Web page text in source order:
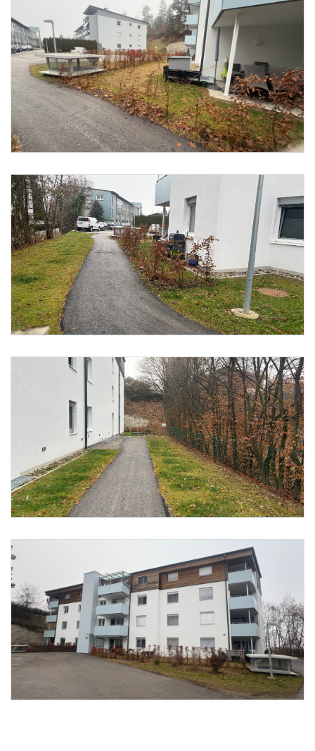
Foto 1: meine Heimat
Foto 2: meine Heimat
Foto 3: meine Heimat